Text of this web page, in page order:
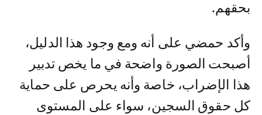
بحقهم.
وأكد حمضي على أنه ومع وجود هذا الدليل،
أصبحت الصورة واضحة في ما يخص تدبير
هذا الإضراب، خاصة وأنه يحرص على حماية
كل حقوق السجين، سواء على المستوى